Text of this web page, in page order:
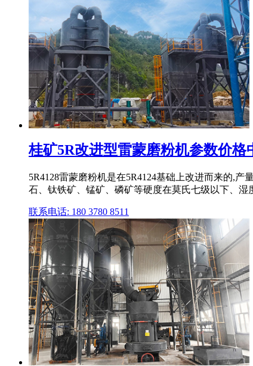
桂矿5R改进型雷蒙磨粉机参数价格
5R4128雷蒙磨粉机是在5R4124基础上改进而来的,
石、钛铁矿、锰矿、磷矿等硬度在莫氏七级以下、湿
联系电话: 180 3780 8511